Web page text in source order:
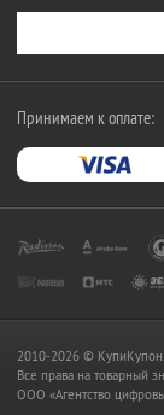
Принимаем к оплате:
2010-2026 ©
Все права на товарный
OOO «Агентство